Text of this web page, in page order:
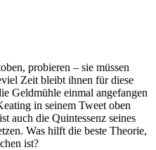
probieren – sie müssen
Zeit bleibt ihnen für diese
Geldmühle einmal angefangen
in seinem Tweet oben
auch die Quintessenz seines
Was hilft die beste Theorie,
ist?